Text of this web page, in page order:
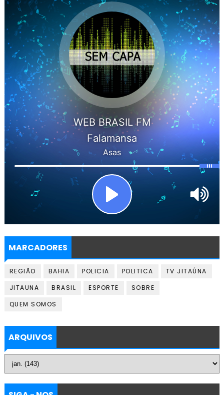
MARCADORES
REGIÃO BAHIA POLICIA POLITICA
TV JITAÚNA
JITAUNA
BRASIL ESPORTE
SOBRE
QUEM SOMOS
ARQUIVOS